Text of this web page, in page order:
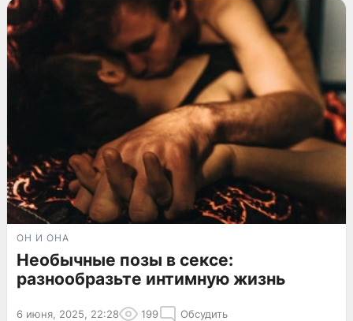
ОН И ОНА
Необычные позы в сексе:
разнообразьте интимную жизнь
6 июня, 2025, 22:28 199 Обсудить